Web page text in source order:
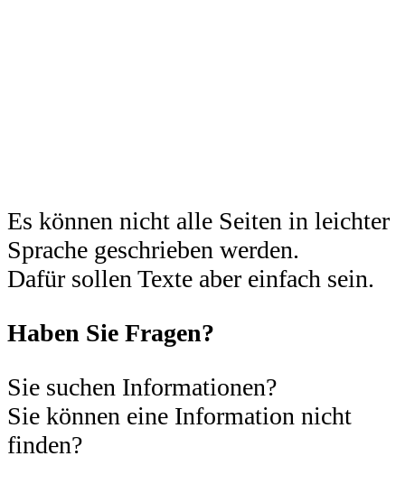
Es können nicht alle Seiten in leichter
Sprache geschrieben werden.
Dafür sollen Texte aber einfach sein.
Haben Sie Fragen?
Sie suchen Informationen?
Sie können eine Information nicht
finden?